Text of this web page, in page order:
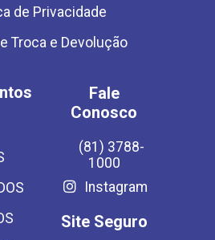
de Privacidade
Troca e Devolução
Fale
Conosco
(81) 3788-
1000
Instagram
Site Seguro